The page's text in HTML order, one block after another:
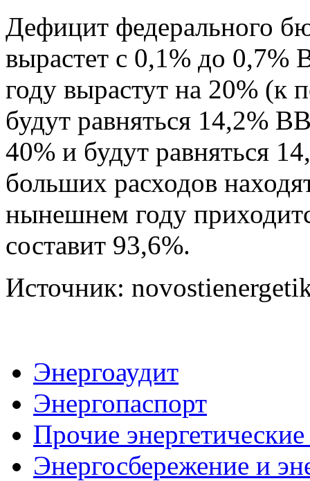
Дефицит федерального
вырастет с 0,1% до
году вырастут на 20% (к
будут равняться 14,2%
40% и будут равняться
больших расходов
нынешнем году
составит 93,6%.
Источник:
Энергоаудит
Энергопаспорт
Прочие
Энергосбережение и